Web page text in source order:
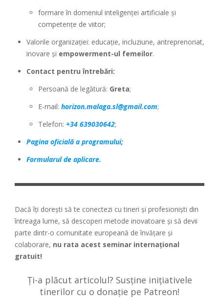
formare în domeniul inteligenței artificiale și
competențe de viitor;
Valorile organizației: educație, incluziune, antreprenoriat,
inovare și empowerment-ul femeilor.
Contact pentru întrebări:
Persoană de legătură: Greta;
E-mail: horizon.malaga.sl@gmail.com;
Telefon: +34 639030642;
Pagina oficială a programului;
Formularul de aplicare.
Dacă îți dorești să te conectezi cu tineri și profesioniști din
întreaga lume, să descoperi metode inovatoare și să devii
parte dintr-o comunitate europeană de învățare și
colaborare, nu rata acest seminar internațional
gratuit!
Ți-a plăcut articolul? Susține inițiativele
tinerilor cu o donație pe Patreon!